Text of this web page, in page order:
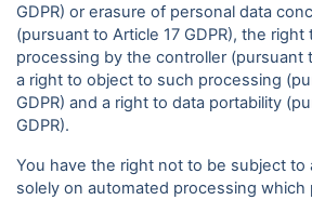
GDPR) or erasure of personal data
(pursuant to Article 17 GDPR), the
processing by the controller (pursuant
a right to object to such processing
GDPR) and a right to data portability
GDPR).
You have the right not to be subject to
solely on automated processing which